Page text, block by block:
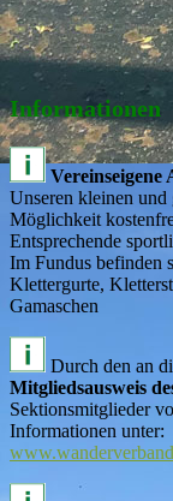
Informationen
Vereinseigene
Unseren kleinen
Möglichkeit
Entsprechende
Im Fundus befinden
Klettergurte,
Gamaschen
Durch den an
Mitgliedsausweis
Sektionsmitglieder
Informationen unter: